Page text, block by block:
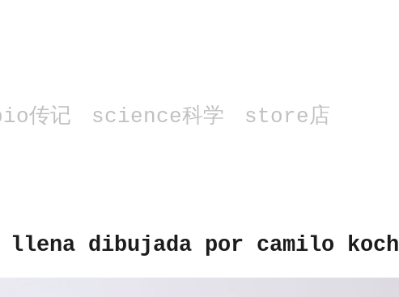
传记 science科学 store店
llena dibujada por camilo koch